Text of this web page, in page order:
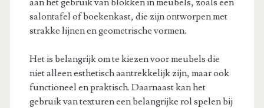
salontafel of boekenkast, die zijn ontworpen met
strakke lijnen en geometrische vormen.
Het is belangrijk om te kiezen voor meubels die
niet alleen esthetisch aantrekkelijk zijn, maar ook
functioneel en praktisch. Daarnaast kan het
gebruik van texturen een belangrijke rol spelen bij